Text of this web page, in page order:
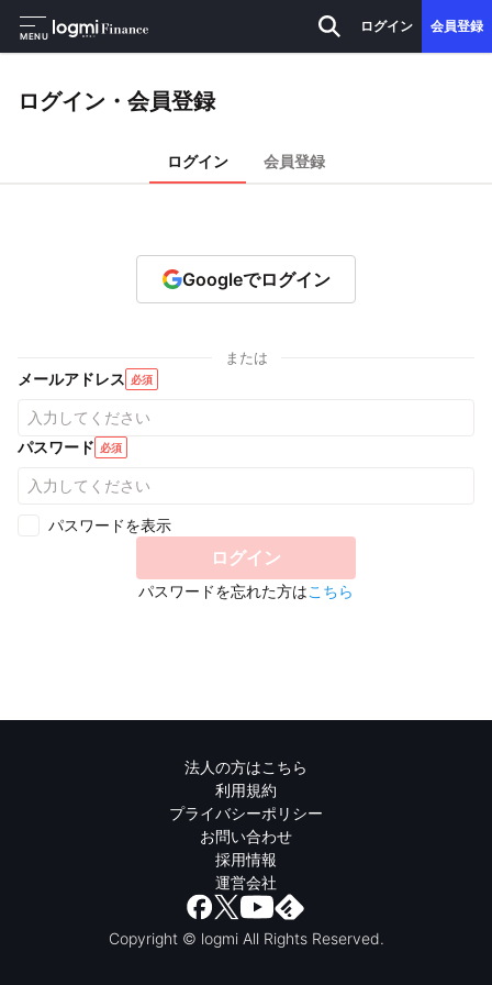
MENU
ログイン 会員登録
ログイン・会員登録
ログイン 会員登録
Googleでログイン
または
メールアドレス 必須
パスワード 必須
パスワードを表示
ログイン
パスワードを忘れた方はこちら
法人の方はこちら
利用規約
プライバシーポリシー
お問い合わせ
採用情報
運営会社
Copyright © logmi All Rights Reserved.